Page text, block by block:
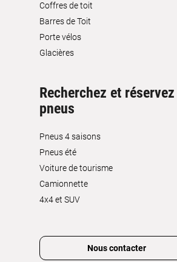
Coffres de toit
Barres de Toit
Porte vélos
Glacières
Recherchez et
pneus
Pneus 4 saisons
Pneus été
Voiture de tourisme
Camionnette
4x4 et SUV
Nous contacter